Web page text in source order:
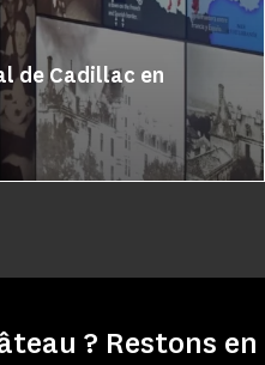
de Cadillac en
? Restons